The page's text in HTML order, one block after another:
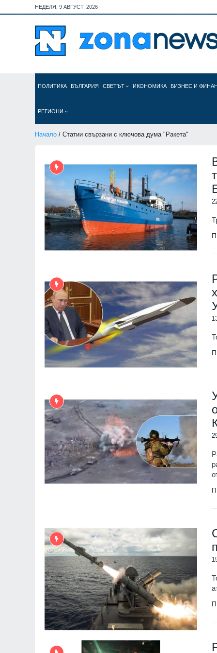
НЕДЕЛЯ, 9 АВГУСТ, 2026
ПОЛИТИКА БЪЛГАРИЯ СВЕТЪТ ИКОНОМИКА БИЗНЕС И
РЕГИОНИ
Начало / Статии свързани с ключова дума "Ракета"